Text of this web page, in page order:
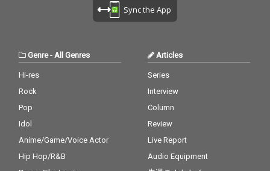
Sync the App
Genre-All Genres
Hi-res
Rock
Pop
Idol
Anime/Game/Voice Actor
Hip Hop/R&B
Articles
Series
Interview
Column
Review
Live Report
Audio Equipment